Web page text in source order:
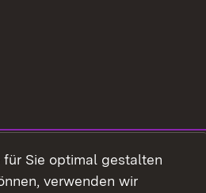
für Sie optimal gestalten
verwenden wir